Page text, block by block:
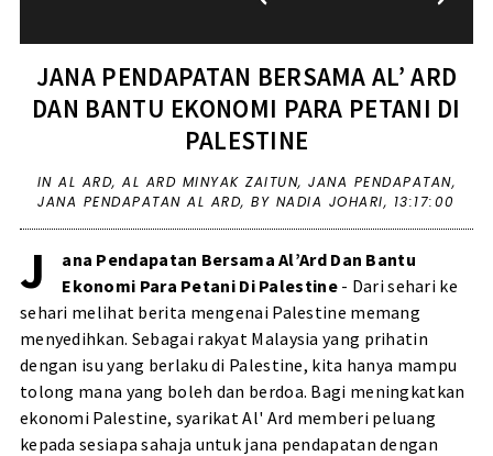
JANA PENDAPATAN BERSAMA AL’ ARD
DAN BANTU EKONOMI PARA PETANI DI
PALESTINE
INAL ARD,AL ARD MINYAK ZAITUN,JANA PENDAPATAN,
JANA PENDAPATAN AL ARD,BY NADIA JOHARI, 13:17:00
J
ana Pendapatan Bersama Al’Ard Dan Bantu
Ekonomi Para Petani Di Palestine- Dari sehari ke
sehari melihat berita mengenai Palestine memang
menyedihkan. Sebagai rakyat Malaysia yang prihatin
dengan isu yang berlaku di Palestine, kita hanya mampu
tolong mana yang boleh dan berdoa. Bagi meningkatkan
ekonomi Palestine, syarikat Al' Ard memberi peluang
kepada sesiapa sahaja untuk jana pendapatan dengan